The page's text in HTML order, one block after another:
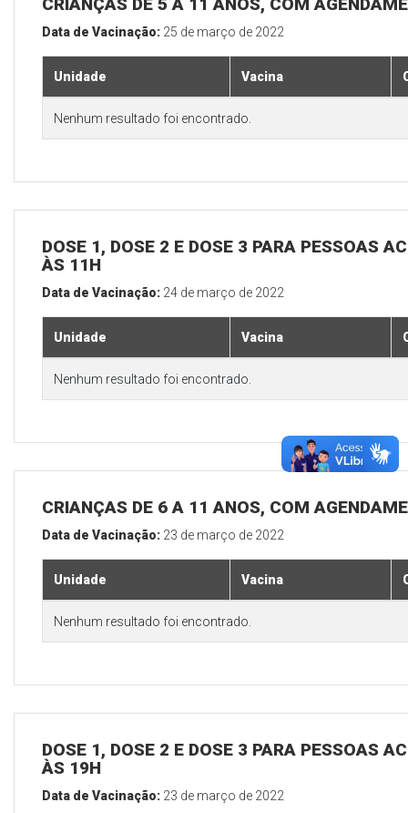
Data de Vacinação: 25 de março de 2022
Unidade Vacina
Nenhum resultado foi encontrado.
DOSE 1, DOSE 2 E DOSE 3 PARA PESSOAS
ÀS 11H
Data de Vacinação: 24 de março de 2022
Unidade Vacina
Nenhum resultado foi encontrado.
CRIANÇAS DE 6 A 11 ANOS, COM
Data de Vacinação: 23 de março de 2022
Unidade Vacina
Nenhum resultado foi encontrado.
DOSE 1, DOSE 2 E DOSE 3 PARA PESSOAS
ÀS 19H
Data de Vacinação: 23 de março de 2022